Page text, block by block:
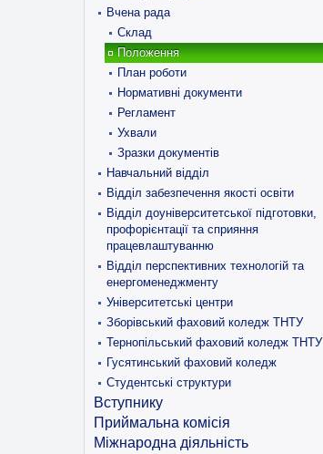
Вчена рада
Склад
Положення
План роботи
Нормативні документи
Регламент
Ухвали
Зразки документів
Навчальний відділ
Відділ забезпечення якості освіти
Відділ доуніверситетської підготовки,
профорієнтації та сприяння
працевлаштуванню
Відділ перспективних технологій та
енергоменеджменту
Університетські центри
Зборівський фаховий коледж ТНТУ
Тернопільський фаховий коледж ТНТУ
Гусятинський фаховий коледж
Студентські структури
Вступнику
Приймальна комісія
Міжнародна діяльність